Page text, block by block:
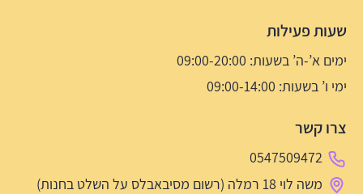
שעות פעילות
ימים א’-ה’ בשעות: 09:00-20:00
ימי ו’ בשעות: 09:00-14:00
צרו קשר
0547509472
משה לוי 18 רמלה (רשום מסיבאבלס על השלט בחנות)